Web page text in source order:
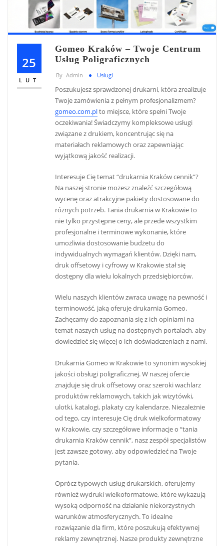
25
LUT
Gomeo Kraków – Twoje Centrum
Usług Poligraficznych
By Admin Usługi
Poszukujesz sprawdzonej drukarni, która zrealizuje
Twoje zamówienia z pełnym profesjonalizmem?
gomeo.com.plto miejsce, które spełni Twoje
oczekiwania! Świadczymy kompleksowe usługi
związane z drukiem, koncentrując się na
materiałach reklamowych oraz zapewniając
wyjątkową jakość realizacji.
Interesuje Cię temat “drukarnia Kraków cennik”?
Na naszej stronie możesz znaleźć szczegółową
wycenę oraz atrakcyjne pakiety dostosowane do
różnych potrzeb. Tania drukarnia w Krakowie to
nie tylko przystępne ceny, ale przede wszystkim
profesjonalne i terminowe wykonanie, które
umożliwia dostosowanie budżetu do
indywidualnych wymagań klientów. Dzięki nam,
druk offsetowy i cyfrowy w Krakowie stał się
dostępny dla wielu lokalnych przedsiębiorców.
Wielu naszych klientów zwraca uwagę na pewność i
terminowość, jaką oferuje drukarnia Gomeo.
Zachęcamy do zapoznania się z ich opiniami na
temat naszych usług na dostępnych portalach, aby
dowiedzieć się więcej o ich doświadczeniach z nami.
Drukarnia Gomeo w Krakowie to synonim wysokiej
jakości obsługi poligraficznej. W naszej ofercie
znajduje się druk offsetowy oraz szeroki wachlarz
produktów reklamowych, takich jak wizytówki,
ulotki, katalogi, plakaty czy kalendarze. Niezależnie
od tego, czy interesuje Cię druk wielkoformatowy
w Krakowie, czy szczegółowe informacje o “tania
drukarnia Kraków cennik”, nasz zespół specjalistów
jest zawsze gotowy, aby odpowiedzieć na Twoje
pytania.
Oprócz typowych usług drukarskich, oferujemy
również wydruki wielkoformatowe, które wykazują
wysoką odporność na działanie niekorzystnych
warunków atmosferycznych. To idealne
rozwiązanie dla firm, które poszukują efektywnej
reklamy zewnętrznej. Nasze produkty zewnętrzne